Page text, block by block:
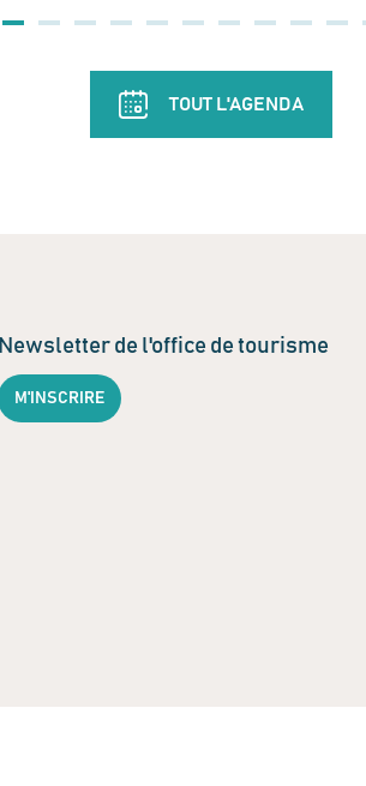
TOUT L'AGENDA
Newsletter de l'office de tourisme
M'INSCRIRE